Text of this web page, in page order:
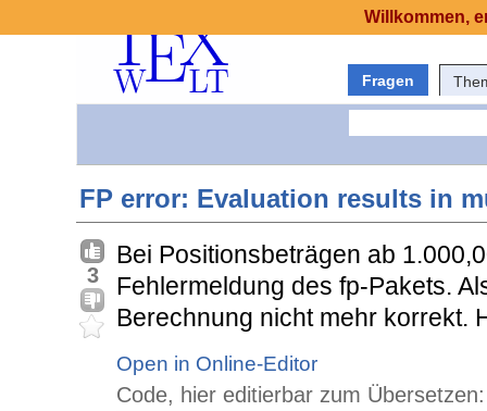
Fragen
FP error: Evaluation results in
3
Bei Positionsbeträgen ab
Fehlermeldung des fp-Pakets.
Berechnung nicht mehr korrekt.
Open in Online-Editor
Code, hier editierbar zum Übersetzen:
Willkommen,